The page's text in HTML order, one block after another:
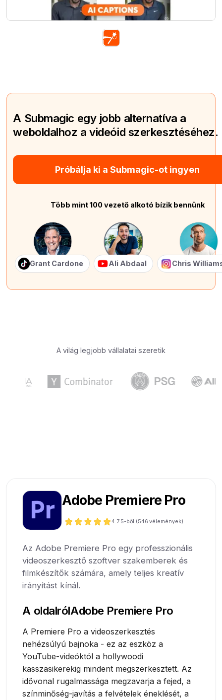
A Submagic egy jobb alternatíva a
weboldalhoz a videóid szerkesztéséhez.
Próbálja ki a Submagic-ot ingyen
Több mint 100 vezető alkotó bízik bennünk
Grant Cardone Ali Abdaal Chris
A világ legjobb vállalatai szeretik
Adobe Premiere Pro
4.7 5-ből (546 vélemények)
Az Adobe Premiere Pro egy professzionális
videoszerkesztő szoftver szakemberek és
filmkészítők számára, amely teljes kreatív
irányítást kínál.
A oldalrólAdobe Premiere Pro
A Premiere Pro a videoszerkesztés
nehézsúlyú bajnoka - ez az eszköz a
YouTube-videóktól a hollywoodi
kasszasikerekig mindent megszerkesztett. Az
idővonal rugalmassága megzavarja a fejed, a
színminőség-javítás a felvételek éneklését, a